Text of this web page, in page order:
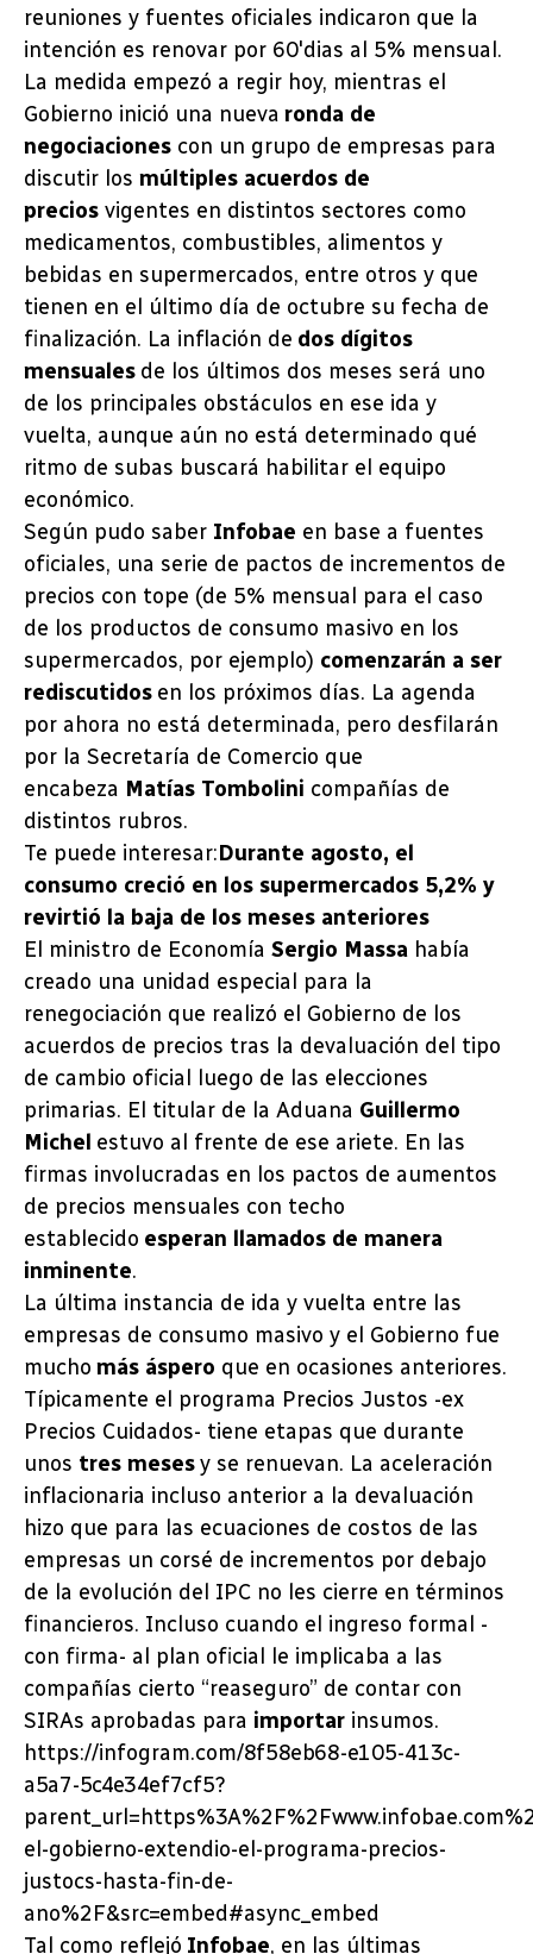
reuniones y fuentes oficiales indicaron que la
intención es renovar por 60′dias al 5% mensual.
La medida empezó a regir hoy, mientras el
Gobierno inició una nueva ronda de
negociaciones con un grupo de empresas para
discutir los múltiples acuerdos de
precios vigentes en distintos sectores como
medicamentos, combustibles, alimentos y
bebidas en supermercados, entre otros y que
tienen en el último día de octubre su fecha de
finalización. La inflación de dos dígitos
mensuales de los últimos dos meses será uno
de los principales obstáculos en ese ida y
vuelta, aunque aún no está determinado qué
ritmo de subas buscará habilitar el equipo
económico.
Según pudo saber Infobae en base a fuentes
oficiales, una serie de pactos de incrementos de
precios con tope (de 5% mensual para el caso
de los productos de consumo masivo en los
supermercados, por ejemplo) comenzarán a ser
rediscutidos en los próximos días. La agenda
por ahora no está determinada, pero desfilarán
por la Secretaría de Comercio que
encabeza Matías Tombolini compañías de
distintos rubros.
Te puede interesar:Durante agosto, el
consumo creció en los supermercados 5,2% y
revirtió la baja de los meses anteriores
El ministro de Economía Sergio Massa había
creado una unidad especial para la
renegociación que realizó el Gobierno de los
acuerdos de precios tras la devaluación del tipo
de cambio oficial luego de las elecciones
primarias. El titular de la Aduana Guillermo
Michel estuvo al frente de ese ariete. En las
firmas involucradas en los pactos de aumentos
de precios mensuales con techo
establecido esperan llamados de manera
inminente.
La última instancia de ida y vuelta entre las
empresas de consumo masivo y el Gobierno fue
mucho más áspero que en ocasiones anteriores.
Típicamente el programa Precios Justos -ex
Precios Cuidados- tiene etapas que durante
unos tres mesesy se renuevan. La aceleración
inflacionaria incluso anterior a la devaluación
hizo que para las ecuaciones de costos de las
empresas un corsé de incrementos por debajo
de la evolución del IPC no les cierre en términos
financieros. Incluso cuando el ingreso formal -
con firma- al plan oficial le implicaba a las
compañías cierto “reaseguro” de contar con
SIRAs aprobadas para importar insumos.
https://infogram.com/8f58eb68-e105-413c-
a5a7-5c4e34ef7cf5?
el-gobierno-extendio-el-programa-precios-
justocs-hasta-fin-de-
ano%2F&src=embed#async_embed
Tal como reflejó Infobae, en las últimas